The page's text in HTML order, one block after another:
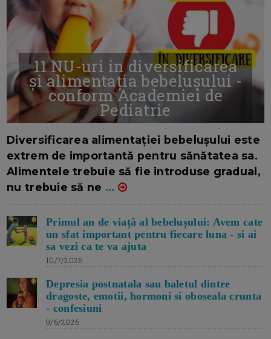
11 NU-uri in diversificarea
și alimentația bebelușului -
conform Academiei de
Pediatrie
Diversificarea alimentației bebelușului este
extrem de importantă pentru sănătatea sa.
Alimentele trebuie să fie introduse gradual,
nu trebuie să ne ...
Primul an de viață al bebelușului: Avem cate
un sfat important pentru fiecare luna - si ai
sa vezi ca te va ajuta
10/7/2026
Depresia postnatala sau baletul dintre
dragoste, emotii, hormoni si oboseala crunta
- confesiuni
9/6/2026